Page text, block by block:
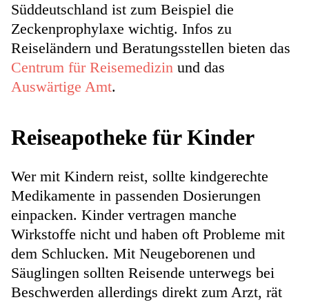
Süddeutschland ist zum Beispiel die
Zeckenprophylaxe wichtig. Infos zu
Reiseländern und Beratungsstellen bieten das
Centrum für Reisemedizin und das
Auswärtige Amt.
Reiseapotheke für Kinder
Wer mit Kindern reist, sollte kindgerechte
Medikamente in passenden Dosierungen
einpacken. Kinder vertragen manche
Wirkstoffe nicht und haben oft Probleme mit
dem Schlucken. Mit Neugeborenen und
Säuglingen sollten Reisende unterwegs bei
Beschwerden allerdings direkt zum Arzt, rät